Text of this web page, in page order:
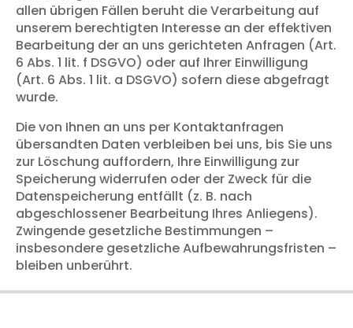
allen übrigen Fällen beruht die Verarbeitung auf
unserem berechtigten Interesse an der effektiven
Bearbeitung der an uns gerichteten Anfragen (Art.
6 Abs. 1 lit. f DSGVO) oder auf Ihrer Einwilligung
(Art. 6 Abs. 1 lit. a DSGVO) sofern diese abgefragt
wurde.
Die von Ihnen an uns per Kontaktanfragen
übersandten Daten verbleiben bei uns, bis Sie uns
zur Löschung auffordern, Ihre Einwilligung zur
Speicherung widerrufen oder der Zweck für die
Datenspeicherung entfällt (z. B. nach
abgeschlossener Bearbeitung Ihres Anliegens).
Zwingende gesetzliche Bestimmungen –
insbesondere gesetzliche Aufbewahrungsfristen –
bleiben unberührt.